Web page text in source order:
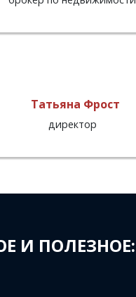
Татьяна Фрост
директор
И ПОЛЕЗНОЕ: